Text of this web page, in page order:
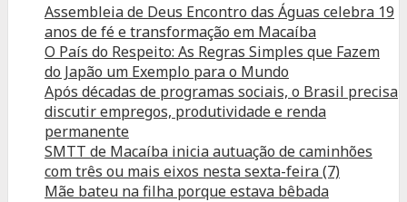
Assembleia de Deus Encontro das Águas celebra 19
anos de fé e transformação em Macaíba
O País do Respeito: As Regras Simples que Fazem
do Japão um Exemplo para o Mundo
Após décadas de programas sociais, o Brasil precisa
discutir empregos, produtividade e renda
permanente
SMTT de Macaíba inicia autuação de caminhões
com três ou mais eixos nesta sexta-feira (7)
Mãe bateu na filha porque estava bêbada